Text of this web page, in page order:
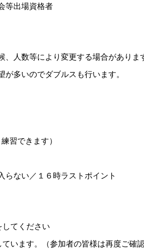
等出場資格者
人数等により変更する場合がありま
多いのでダブルスも行います。
習できます）
ない／１６時ラストポイント
てください
います。（参加者の皆様は再度ご確認